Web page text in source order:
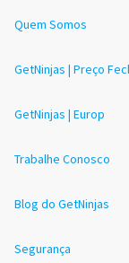
Quem Somos
GetNinjas | Preço
GetNinjas | Europ
Trabalhe Conosco
Blog do GetNinjas
Segurança